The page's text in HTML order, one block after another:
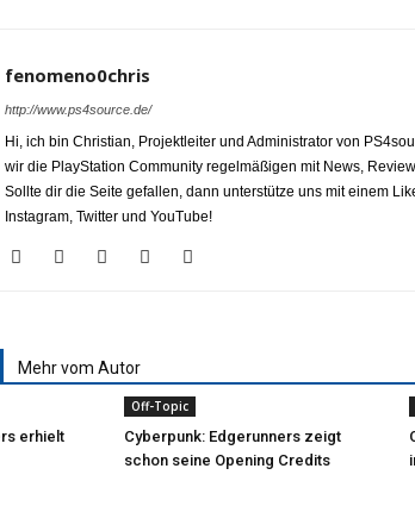
fenomeno0chris
http://www.ps4source.de/
Hi, ich bin Christian, Projektleiter und Administrator von
wir die PlayStation Community regelmäßigen mit News,
Sollte dir die Seite gefallen, dann unterstütze uns mit einem
Instagram, Twitter und YouTube!
Mehr vom Autor
erhielt
Off-Topic
Cyberpunk: Edgerunners zeigt
schon seine Opening Credits